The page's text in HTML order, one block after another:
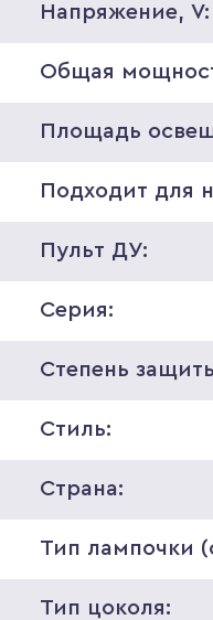
Напряжение, V:
Общая
Площадь
Подходит для
Пульт ДУ:
Серия:
Степень
Стиль:
Страна:
Тип лампочки
Тип цоколя: